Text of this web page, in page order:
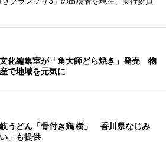
化編集室が「角大師どら焼き」発売 物
で地域を元気に
うどん「骨付き鶏 樹」 香川県なじみ
」も提供